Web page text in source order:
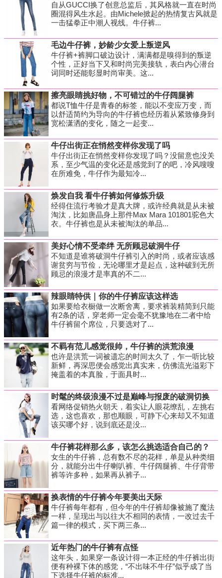
自从GUCCI换了创意总监后，其风格就一直在时尚
圈混得风生水起。由Michele掀起的热情复古风就是
一击猛拳正中潮人视线。牛仔裤...
毛边牛仔裤，妙龄少女爱上叛逆风
牛仔裤+裤脚口破边设计，满满都是嗅得到的叛逆
个性，正好当下又和时尚完美接轨，表白内心潜台
词同时还能彰显时尚审美。这...
擦亮眼睛挑好物，不可错过的牛仔阔腿裤
都说T恤牛仔是青春的标签，能以不变应万变，而
以舒适简约为导向的牛仔裤也经历着从紧致修身到
宽松潇洒的变化，随之一起变...
牛仔出街正在悄然变样你发现了吗
牛仔出街正在悄然变样你发现了吗？没留意也没关
系，至少气温的变化还是感觉到了的吧，冷风嗖嗖
在所难免，牛仔作为最知冷...
焕发自我 看牛仔裤如何修炼升级
经得住流行考验才是真大牌，或许经典就是从未被
淘汰，比如唐晶身上那件Max Mara 101801驼色大
衣。牛仔裤也是从未被淘汰的单品...
美好心情不受牵绊 无所顾忌破洞牛仔
不知道是谁将破洞牛仔裤引入的时尚，或者应该感
谢贫穷与节俭，无论哪里才是起点，这种破到无所
顾忌的浪漫才是率真的不二...
辣眼睛特供｜你的牛仔裤应该这样选
如果要给衣橱做一次断舍离，要求裤装精简到只能
有2条的话，穿老师一定会毫不犹豫地在二者中给
牛仔裤留个席位，只要选对了...
不羁有范儿感觉很帅，牛仔裤的洪荒浪漫
也许是洪荒一词被遗忘的时间太久了，乍一听比较
新鲜，再深思便会感觉出真实来，仿佛流光溢彩下
掩盖着的本真脸，于面具时...
时髦的终级浪漫不过是巅峰与报废的破洞切换
看网络促销热火朝天，着实让人眼花缭乱，左挑右
选，这也喜欢，那也顺眼，可静下心来却又不知道
该买哪个好，说到底还是没...
牛仔裤花样那么多，该怎么挑选适合自己的？
女生的牛仔裤，总有数不尽的花样，单是从种类细
分，就能分出牛仔喇叭裤、牛仔阔腿裤、牛仔背带
裤等许多种，如果再从裤子...
换表情的牛仔裤今年要美出天际
牛仔裤每年都有，但今年的牛仔裤却像被施了魔法
一样，呈现出与以往大不相同的表情，一改过去千
篇一律的模式，买下两三条...
近年热门的牛仔裤有点怪
这年头，如果穿一条设计得一本正经的牛仔裤出街
便有种裸下体的感觉，“不出味不牛仔”似乎成了当
下选择牛仔裤的标准...